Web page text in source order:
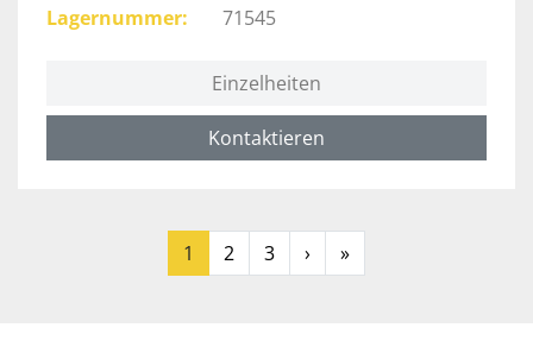
Lagernummer
71545
Einzelheiten
Kontaktieren
1 2 3 › »